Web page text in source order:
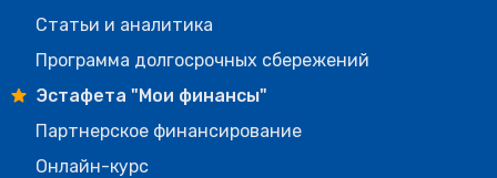
Статьи и аналитика
Программа долгосрочных сбережений
Эстафета "Мои финансы"
Партнерское финансирование
Онлайн-курс